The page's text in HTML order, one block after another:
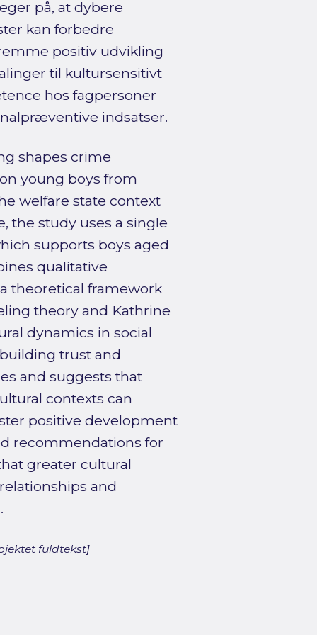
på, at dybere
kan forbedre
positiv udvikling
til kultursensitivt
hos fagpersoner
indsatser.
shapes crime
young boys from
welfare state context
the study uses a single
supports boys aged
qualitative
theoretical framework
theory and Kathrine
dynamics in social
trust and
and suggests that
contexts can
positive development
recommendations for
greater cultural
and
fuldtekst]